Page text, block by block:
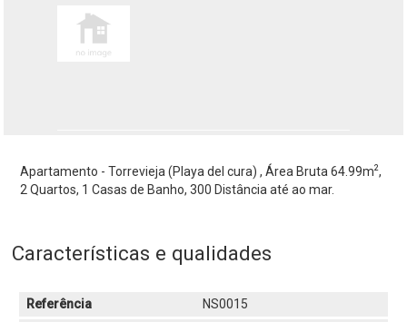
Apartamento - Torrevieja (Playa del cura) , Área Bruta 64.99m2,
2 Quartos, 1 Casas de Banho, 300 Distância até ao mar.
Características e qualidades
Referência
NS0015